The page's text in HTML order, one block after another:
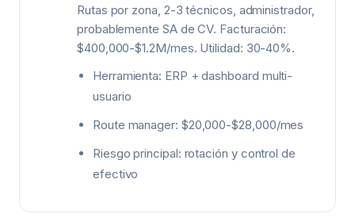
Rutas por zona, 2-3 técnicos, administrador,
probablemente SA de CV. Facturación:
$400,000-$1.2M/mes. Utilidad: 30-40%.
Herramienta: ERP + dashboard multi-
usuario
Route manager: $20,000-$28,000/mes
Riesgo principal: rotación y control de
efectivo